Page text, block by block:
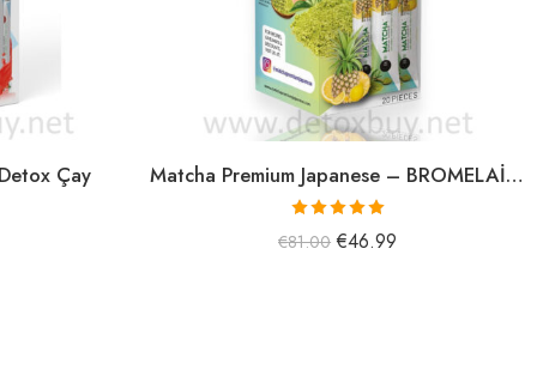
Çay Matcha Premium Japanese – BROMELAİN & Limon Detox Çay
5 üzerinden
€81.00 €46.99